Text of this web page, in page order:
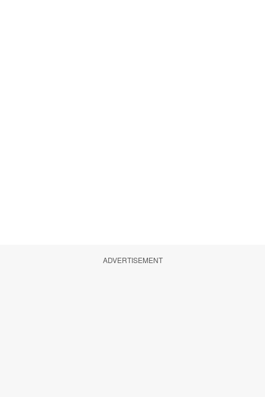
ADVERTISEMENT